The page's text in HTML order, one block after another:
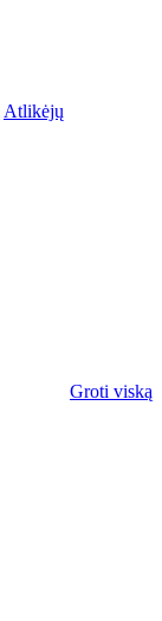
Atlikėjų
Groti viską